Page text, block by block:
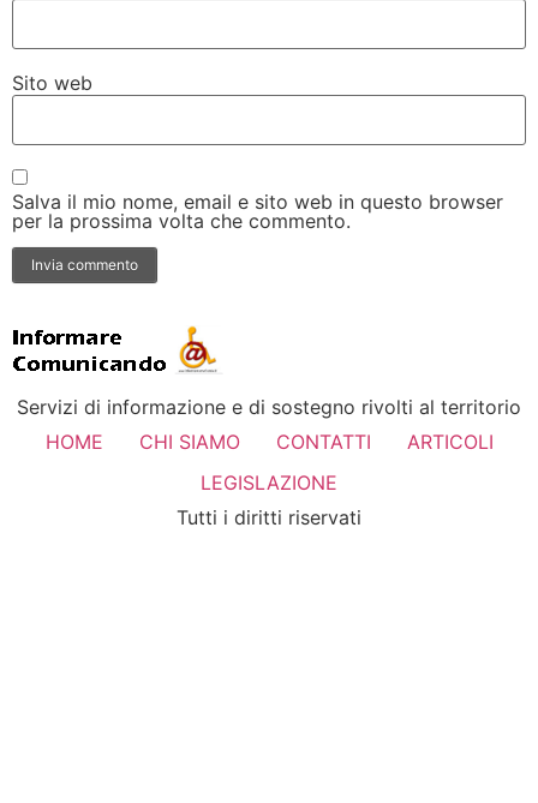
Sito web
Salva il mio nome, email e sito web in questo browser
per la prossima volta che commento.
Servizi di informazione e di sostegno rivolti al territorio
HOME
CHI SIAMO CONTATTI
ARTICOLI
LEGISLAZIONE
Tutti i diritti riservati